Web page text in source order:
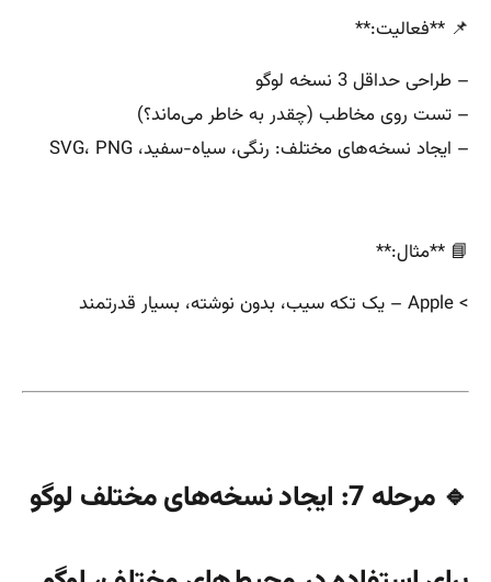
📌 **فعالیت:**
– طراحی حداقل 3 نسخه لوگو
– تست روی مخاطب (چقدر به خاطر می‌ماند؟)
– ایجاد نسخه‌های مختلف: رنگی، سیاه-سفید، SVG، PNG
📘 **مثال:**
> Apple – یک تکه سیب، بدون نوشته، بسیار قدرتمند
🔹 مرحله 7: ایجاد نسخه‌های مختلف لوگو